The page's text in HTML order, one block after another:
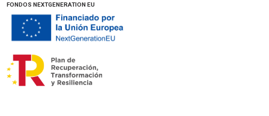
FONDOS NEXTGENERATION EU